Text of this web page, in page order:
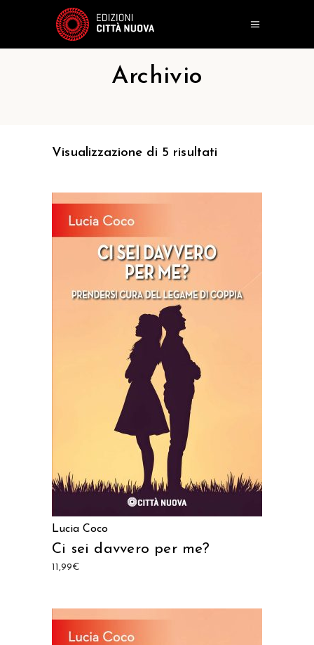
Archivio
Visualizzazione di 5 risultati
AGGIUNGI AL CARRELLO
Lucia Coco
Ci sei davvero per me?
11,99€